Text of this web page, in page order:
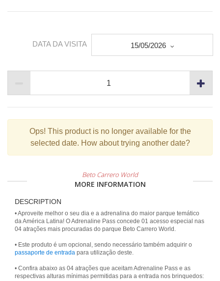
DATA DA VISITA 15/05/2026
Ops! This product is no longer available for the
selected date. How about trying another date?
Beto Carrero World
MORE INFORMATION
DESCRIPTION
• Aproveite melhor o seu dia e a adrenalina do maior parque temático
da América Latina! O Adrenaline Pass concede 01 acesso especial nas
04 atrações mais procuradas do parque Beto Carrero World.
• Este produto é um opcional, sendo necessário também adquirir o
passaporte de entrada para utilização deste.
• Confira abaixo as 04 atrações que aceitam Adrenaline Pass e as
respectivas alturas mínimas permitidas para a entrada nos brinquedos: